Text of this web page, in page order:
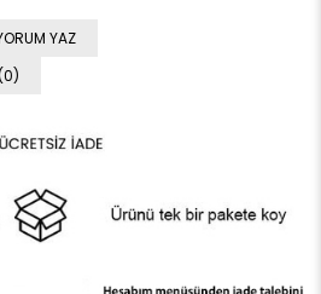
YAZ